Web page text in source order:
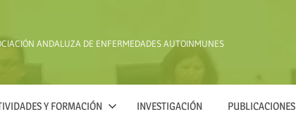
ANDALUZA DE ENFERMEDADES AUTOINMUNES
Y FORMACIÓN INVESTIGACIÓN PUBLICACIONES